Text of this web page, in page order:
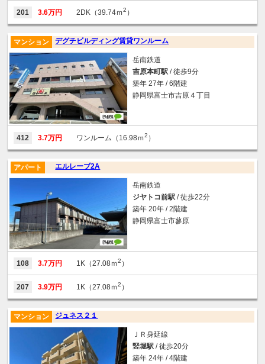
201 3.6万円 2DK（39.74ｍ2 ）
デグチビルディング賃貸ワンルーム
マンション
岳南鉄道
吉原本町駅 / 徒歩9分
築年 27年 / 6階建
静岡県富士市吉原４丁目
412 3.7万円 ワンルーム（16.98ｍ2 ）
エルレーブ2A
アパート
岳南鉄道
ジヤトコ前駅 / 徒歩22分
築年 20年 / 2階建
静岡県富士市蓼原
108 3.7万円 1K（27.08ｍ2 ）
207 3.9万円 1K（27.08ｍ2 ）
ジュネス２１
マンション
ＪＲ身延線
竪堀駅 / 徒歩20分
築年 24年 / 4階建